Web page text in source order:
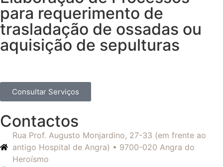
para requerimento de
trasladação de ossadas ou
aquisição de sepulturas
Consultar Serviços
Contactos
Rua Prof. Augusto Monjardino, 27-33 (em frente ao
antigo Hospital de Angra) • 9700-020 Angra do
Heroísmo